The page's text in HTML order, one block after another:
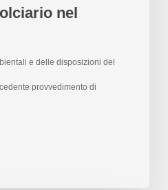
nel
e delle disposizioni del
provvedimento di